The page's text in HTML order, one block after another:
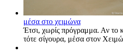
μέσα στο χειμώνα
Έτσι, χωρίς πρόγραμμα. Αν το
τότε σίγουρα, μέσα στον